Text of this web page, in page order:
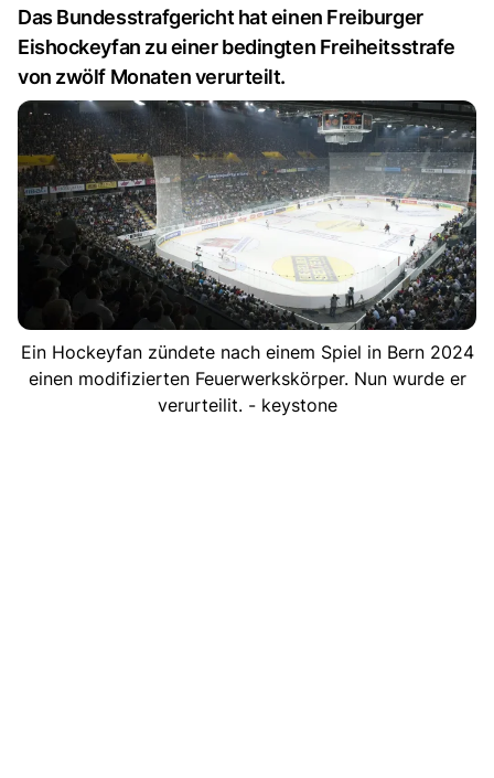
Das Bundesstrafgericht hat einen Freiburger
Eishockeyfan zu einer bedingten Freiheitsstrafe
von zwölf Monaten verurteilt.
Ein Hockeyfan zündete nach einem Spiel in Bern 2024
einen modifizierten Feuerwerkskörper. Nun wurde er
verurteilit. - keystone